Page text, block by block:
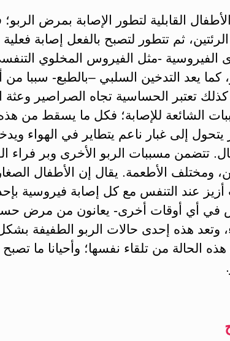
القابلية لتطور الإصابة بمرض الربو؛
الرئتين، ثم تتطور لتصبح بالفعل إصابة
الفيروسية -مثل الفيروس المخلوي
كما يعد التدخين السلبي –بالطبع- سببا من
كذلك تعتبر الحساسية تجاه الصراصير وعثة
الشائعة للإصابة؛ فكل ما يسقط من
إلى غبار ناعم يتطاير في الهواء
تتضمن مسببات الربو الأخرى وبر فراء
ومختلف الأطعمة. يقال إن الأطفال
عند التنفس مع كل إصابة فيروسية
في أي أوقات أخرى- يعانون من مرض
وتعد هذه إحدى حالات الربو الطفيفة
هذه الحالة من تلقاء نفسها؛ وأحيانا ما